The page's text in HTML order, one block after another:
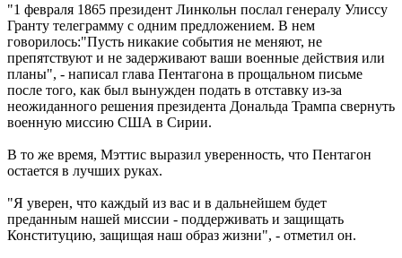
"1 февраля 1865 президент Линкольн послал генералу Улиссу
Гранту телеграмму с одним предложением. В нем
говорилось:"Пусть никакие события не меняют, не
препятствуют и не задерживают ваши военные действия или
планы", - написал глава Пентагона в прощальном письме
после того, как был вынужден подать в отставку из-за
неожиданного решения президента Дональда Трампа свернуть
военную миссию США в Сирии.
В то же время, Мэттис выразил уверенность, что Пентагон
остается в лучших руках.
"Я уверен, что каждый из вас и в дальнейшем будет
преданным нашей миссии - поддерживать и защищать
Конституцию, защищая наш образ жизни", - отметил он.